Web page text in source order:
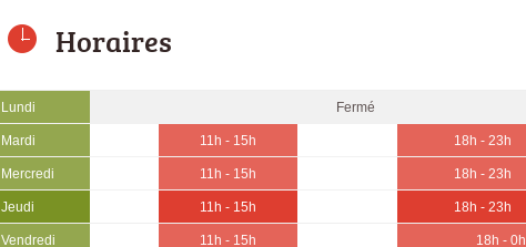
Horaires
Lundi Fermé
Mardi 11h - 15h 18h - 23h
Mercredi 11h - 15h 18h - 23h
Jeudi 11h - 15h 18h - 23h
Vendredi 11h - 15h 18h - 0h